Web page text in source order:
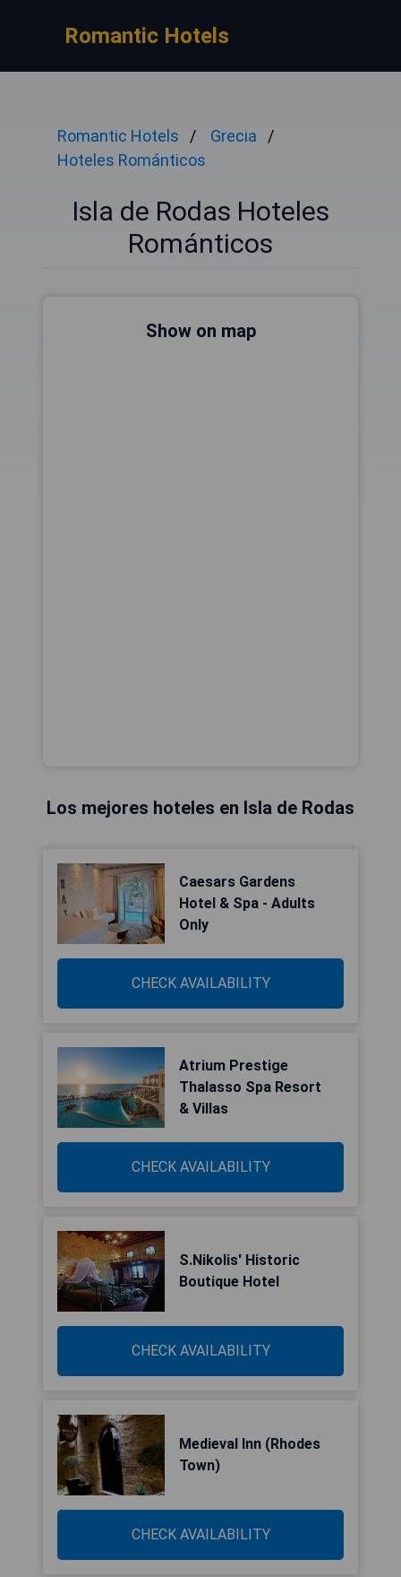
Romantic Hotels
Romantic Hotels
Grecia
Hoteles Románticos
Isla de Rodas Hoteles
Románticos
Show on map
Los mejores hoteles en Isla de Rodas
Caesars Gardens
Hotel & Spa - Adults
Only
CHECK AVAILABILITY
Atrium Prestige
Thalasso Spa Resort
& Villas
CHECK AVAILABILITY
S.Nikolis' Historic
Boutique Hotel
CHECK AVAILABILITY
Medieval Inn (Rhodes
Town)
CHECK AVAILABILITY